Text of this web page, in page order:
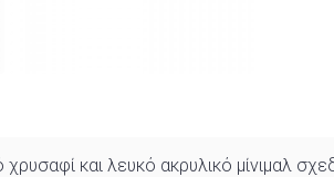
και λευκό ακρυλικό μίνιμαλ